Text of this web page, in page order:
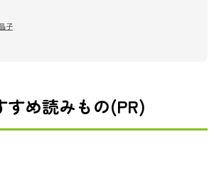
子
すめ読みもの(PR)